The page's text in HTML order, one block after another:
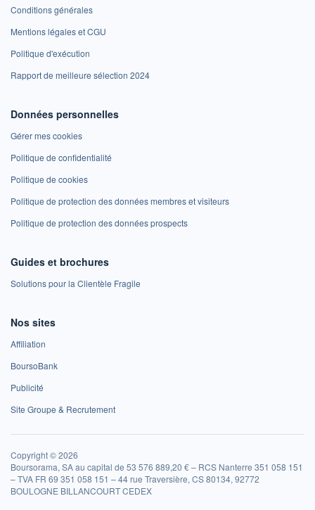
Conditions générales
Mentions légales et CGU
Politique d'exécution
Rapport de meilleure sélection 2024
Données personnelles
Gérer mes cookies
Politique de confidentialité
Politique de cookies
Politique de protection des données membres et visiteurs
Politique de protection des données prospects
Guides et brochures
Solutions pour la Clientèle Fragile
Nos sites
Affiliation
BoursoBank
Publicité
Site Groupe & Recrutement
Copyright © 2026
Boursorama, SA au capital de 53 576 889,20 € – RCS Nanterre 351 058 151
– TVA FR 69 351 058 151 – 44 rue Traversière, CS 80134, 92772
BOULOGNE BILLANCOURT CEDEX